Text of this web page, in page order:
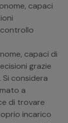
capaci
capaci di
grazie
considera
a
di trovare
incarico